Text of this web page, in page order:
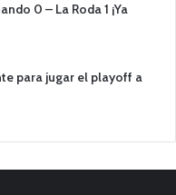
0 – La Roda 1 ¡Ya
para jugar el playoff a